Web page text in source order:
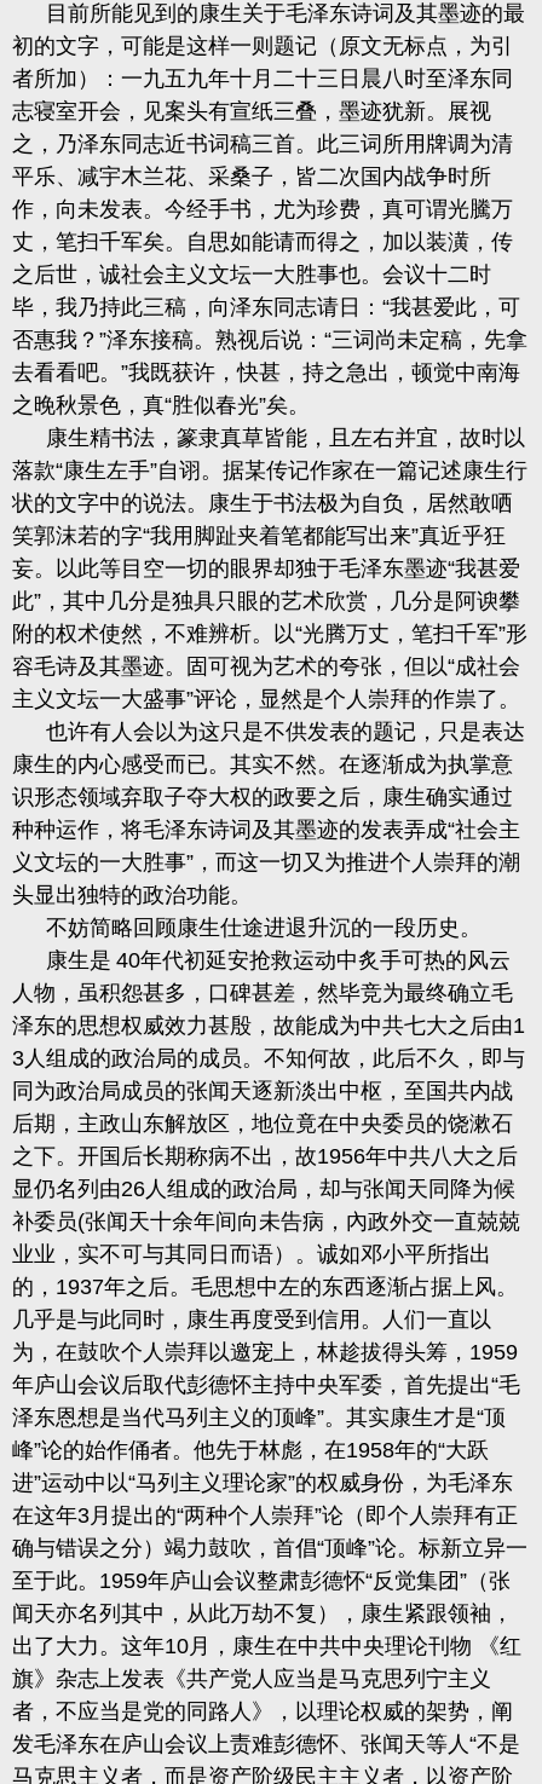
目前所能见到的康生关于毛泽东诗词及其墨迹的最
初的文字，可能是这样一则题记（原文无标点，为引
者所加）：一九五九年十月二十三日晨八时至泽东同
志寝室开会，见案头有宣纸三叠，墨迹犹新。展视
之，乃泽东同志近书词稿三首。此三词所用牌调为清
平乐、减宇木兰花、采桑子，皆二次国内战争时所
作，向未发表。今经手书，尤为珍费，真可谓光騰万
丈，笔扫千军矣。自思如能请而得之，加以装潢，传
之后世，诚社会主义文坛一大胜事也。会议十二时
毕，我乃持此三稿，向泽东同志请日：“我甚爱此，可
否惠我？”泽东接稿。熟视后说：“三词尚未定稿，先拿
去看看吧。”我既获许，快甚，持之急出，顿觉中南海
之晚秋景色，真“胜似春光”矣。
康生精书法，篆隶真草皆能，且左右并宜，故时以
落款“康生左手”自诩。据某传记作家在一篇记述康生行
状的文字中的说法。康生于书法极为自负，居然敢哂
笑郭沫若的字“我用脚趾夹着笔都能写出来”真近乎狂
妄。以此等目空一切的眼界却独于毛泽东墨迹“我甚爱
此”，其中几分是独具只眼的艺术欣赏，几分是阿谀攀
附的权术使然，不难辨析。以“光腾万丈，笔扫千军”形
容毛诗及其墨迹。固可视为艺术的夸张，但以“成社会
主义文坛一大盛事”评论，显然是个人崇拜的作祟了。
也许有人会以为这只是不供发表的题记，只是表达
康生的内心感受而已。其实不然。在逐渐成为执掌意
识形态领域弃取子夺大权的政要之后，康生确实通过
种种运作，将毛泽东诗词及其墨迹的发表弄成“社会主
义文坛的一大胜事”，而这一切又为推进个人崇拜的潮
头显出独特的政治功能。
不妨简略回顾康生仕途进退升沉的一段历史。
康生是 40年代初延安抢救运动中炙手可热的风云
人物，虽积怨甚多，口碑甚差，然毕竞为最终确立毛
泽东的思想权威效力甚殷，故能成为中共七大之后由1
3人组成的政治局的成员。不知何故，此后不久，即与
同为政治局成员的张闻天逐新淡出中枢，至国共内战
后期，主政山东解放区，地位竟在中央委员的饶漱石
之下。开国后长期称病不出，故1956年中共八大之后
显仍名列由26人组成的政治局，却与张闻天同降为候
补委员(张闻天十余年间向未告病，內政外交一直兢兢
业业，实不可与其同日而语） 。诚如邓小平所指出
的， 1937年之后。毛思想中左的东西逐渐占据上风。
几乎是与此同时，康生再度受到信用。人们一直以
为，在鼓吹个人崇拜以邀宠上 ， 林趁拔得头筹， 1959
年庐山会议后取代彭德怀主持中央军委，首先提出“毛
泽东恩想是当代马列主义的顶峰”。其实康生才是“顶
峰”论的始作俑者。他先于林彪，在1958年的“大跃
进”运动中以“马列主义理论家”的权威身份，为毛泽东
在这年3月提出的“两种个人崇拜”论 （即个人崇拜有正
确与错误之分） 竭力鼓吹，首倡“顶峰”论。标新立异一
至于此。 1959年庐山会议整肃彭德怀“反觉集团”（张
闻天亦名列其中，从此万劫不复），康生紧跟领袖 ，
出了大力。这年10月，康生在中共中央理论刊物 《红
旗》杂志上发表《共产党人应当是马克思列宁主义
者，不应当是党的同路人》，以理论权威的架势，阐
发毛泽东在庐山会议上责难彭德怀、张闻天等人“不是
马克思主义者，而是资产阶级民主主义者，以资产阶